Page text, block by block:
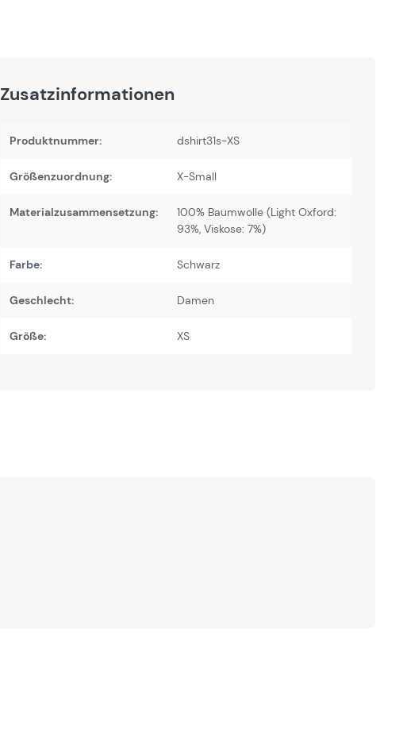
Zusatzinformationen
Produktnummer: dshirt31s-XS
Größenzuordnung: X-Small
Materialzusammensetzung:
100% Baumwolle (Light Oxford:
93%, Viskose: 7%)
Farbe: Schwarz
Geschlecht: Damen
Größe: XS